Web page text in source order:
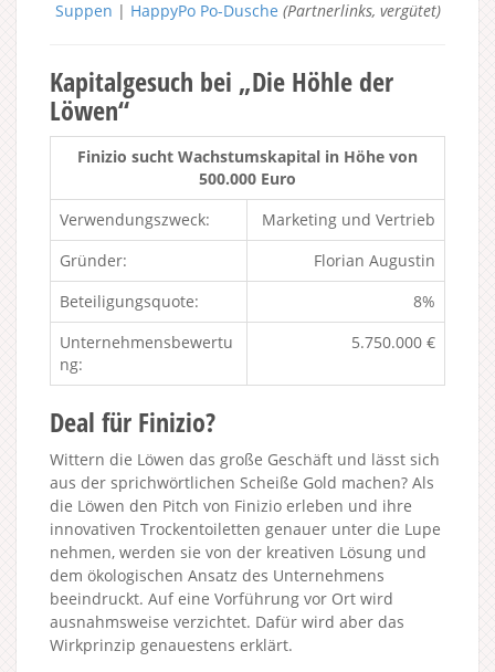
Suppen | HappyPo Po-Dusche (Partnerlinks, vergütet)
Kapitalgesuch bei „Die Höhle der
Löwen“
Finizio sucht Wachstumskapital in Höhe von
500.000 Euro
Verwendungszweck:
Marketing und Vertrieb
Gründer:
Florian Augustin
Beteiligungsquote:
8%
Unternehmensbewertu
ng:
5.750.000 €
Deal für Finizio?
Wittern die Löwen das große Geschäft und lässt sich
aus der sprichwörtlichen Scheiße Gold machen? Als
die Löwen den Pitch von Finizio erleben und ihre
innovativen Trockentoiletten genauer unter die Lupe
nehmen, werden sie von der kreativen Lösung und
dem ökologischen Ansatz des Unternehmens
beeindruckt. Auf eine Vorführung vor Ort wird
ausnahmsweise verzichtet. Dafür wird aber das
Wirkprinzip genauestens erklärt.